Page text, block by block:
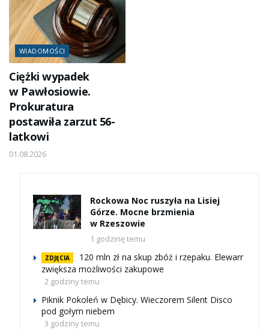
WIADOMOŚCI
Ciężki wypadek
w Pawłosiowie.
Prokuratura
postawiła zarzut 56-
latkowi
01.08.2026
Rockowa Noc ruszyła na Lisiej
Górze. Mocne brzmienia
w Rzeszowie
1 godzinę temu
ZDJĘCIA
120 mln zł na skup zbóż i rzepaku. Elewarr
zwiększa możliwości zakupowe
2 godziny temu
Piknik Pokoleń w Dębicy. Wieczorem Silent Disco
pod gołym niebem
3 godziny temu